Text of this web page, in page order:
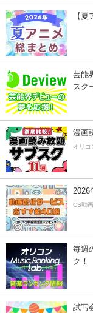
【
芸能
スク
漫画
オリコ
2026
CS動
毎週
ク！
試写